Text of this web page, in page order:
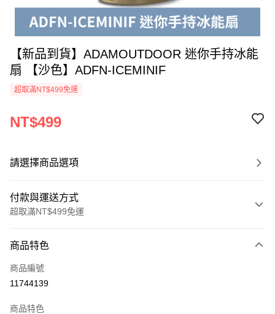
【新品到貨】ADAMOUTDOOR 迷你手持冰能
扇 【沙色】ADFN-ICEMINIF
超取滿NT$499免運
NT$499
請選擇商品選項
付款與運送方式
超取滿NT$499免運
信用卡一次付款
超商取貨付款
商品特色
商品編號
11744139
商品特色